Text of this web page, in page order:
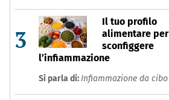
3
Il tuo profilo
alimentare per
sconfiggere
l’infiammazione
Si parla di: Infiammazione da cibo